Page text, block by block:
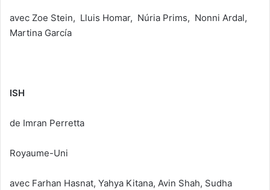
avec Zoe Stein, Lluis Homar, Núria Prims, Nonni Ardal,
Martina García
ISH
de Imran Perretta
Royaume-Uni
avec Farhan Hasnat, Yahya Kitana, Avin Shah, Sudha